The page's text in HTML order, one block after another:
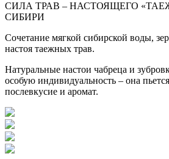
СИЛА ТРАВ – НАСТОЯЩЕГО
СИБИРИ
Сочетание мягкой сибирской воды,
настоя таежных трав.
Натуральные настои чабреца и
особую индивидуальность – она
послевкусие и аромат.